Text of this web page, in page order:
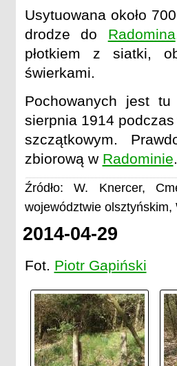
Usytuowana około
drodze do Radomina
płotkiem z siatki,
świerkami.
Pochowanych jest
sierpnia 1914
szczątkowym.
zbiorową w Radominie.
Źródło: W. Knercer,
województwie olsztyńskim,
2014-04-29
Fot. Piotr Gapiński